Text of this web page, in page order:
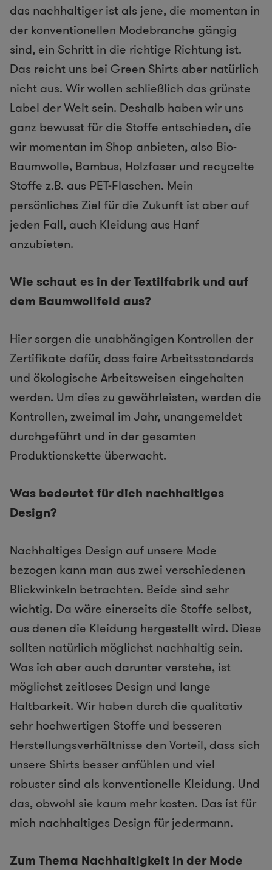
das nachhaltiger ist als jene, die momentan in
der konventionellen Modebranche gängig
sind, ein Schritt in die richtige Richtung ist.
Das reicht uns bei Green Shirts aber natürlich
nicht aus. Wir wollen schließlich das grünste
Label der Welt sein. Deshalb haben wir uns
ganz bewusst für die Stoffe entschieden, die
wir momentan im Shop anbieten, also Bio-
Baumwolle, Bambus, Holzfaser und recycelte
Stoffe z.B. aus PET-Flaschen. Mein
persönliches Ziel für die Zukunft ist aber auf
jeden Fall, auch Kleidung aus Hanf
anzubieten.
Wie schaut es in der Textilfabrik und auf
dem Baumwollfeld aus?
Hier sorgen die unabhängigen Kontrollen der
Zertifikate dafür, dass faire Arbeitsstandards
und ökologische Arbeitsweisen eingehalten
werden. Um dies zu gewährleisten, werden die
Kontrollen, zweimal im Jahr, unangemeldet
durchgeführt und in der gesamten
Produktionskette überwacht.
Was bedeutet für dich nachhaltiges
Design?
Nachhaltiges Design auf unsere Mode
bezogen kann man aus zwei verschiedenen
Blickwinkeln betrachten. Beide sind sehr
wichtig. Da wäre einerseits die Stoffe selbst,
aus denen die Kleidung hergestellt wird. Diese
sollten natürlich möglichst nachhaltig sein.
Was ich aber auch darunter verstehe, ist
möglichst zeitloses Design und lange
Haltbarkeit. Wir haben durch die qualitativ
sehr hochwertigen Stoffe und besseren
Herstellungsverhältnisse den Vorteil, dass sich
unsere Shirts besser anfühlen und viel
robuster sind als konventionelle Kleidung. Und
das, obwohl sie kaum mehr kosten. Das ist für
mich nachhaltiges Design für jedermann.
Zum Thema Nachhaltigkeit in der Mode